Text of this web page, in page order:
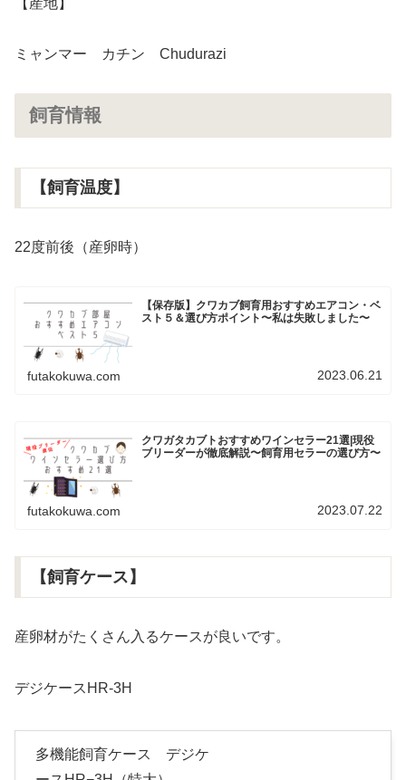
ミャンマー カチン Chudurazi
飼育情報
【飼育温度】
22度前後（産卵時）
【保存版】クワカブ飼育用おすすめエアコン・ベ
スト５＆選び方ポイント〜私は失敗しました〜
futakokuwa.com 2023.06.21
クワガタカブトおすすめワインセラー21選|現役
ブリーダーが徹底解説〜飼育用セラーの選び方〜
futakokuwa.com 2023.07.22
【飼育ケース】
産卵材がたくさん入るケースが良いです。
デジケースHR-3H
多機能飼育ケース デジケ